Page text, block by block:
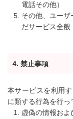
電話その他）
その他、ユー
だサービス全般
4. 禁止事項
本サービスを利用
に類する行為を行っ
虚偽の情報お